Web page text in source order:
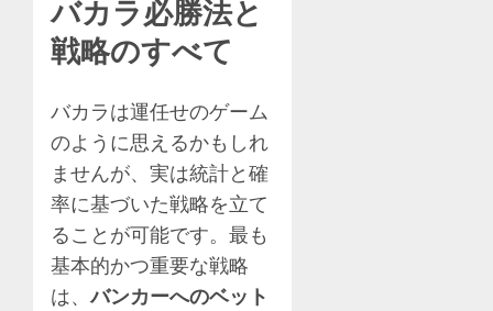
バカラ必勝法と
戦略のすべて
バカラは運任せのゲーム
のように思えるかもしれ
ませんが、実は統計と確
率に基づいた戦略を立て
ることが可能です。最も
基本的かつ重要な戦略
は、バンカーへのベット